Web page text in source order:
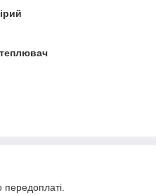
передоплаті.